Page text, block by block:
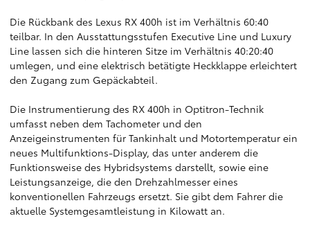
Die Rückbank des Lexus RX 400h ist im Verhältnis 60:40
teilbar. In den Ausstattungsstufen Executive Line und Luxury
Line lassen sich die hinteren Sitze im Verhältnis 40:20:40
umlegen, und eine elektrisch betätigte Heckklappe erleichtert
den Zugang zum Gepäckabteil.
Die Instrumentierung des RX 400h in Optitron-Technik
umfasst neben dem Tachometer und den
Anzeigeinstrumenten für Tankinhalt und Motortemperatur ein
neues Multifunktions-Display, das unter anderem die
Funktionsweise des Hybridsystems darstellt, sowie eine
Leistungsanzeige, die den Drehzahlmesser eines
konventionellen Fahrzeugs ersetzt. Sie gibt dem Fahrer die
aktuelle Systemgesamtleistung in Kilowatt an.